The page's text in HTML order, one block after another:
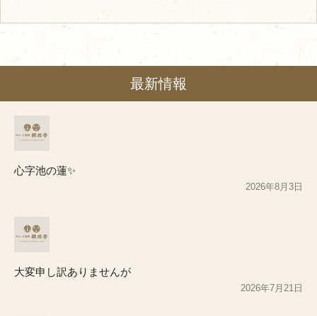
最新情報
心字池の蓮✨
2026年8月3日
大変申し訳ありませんが
2026年7月21日